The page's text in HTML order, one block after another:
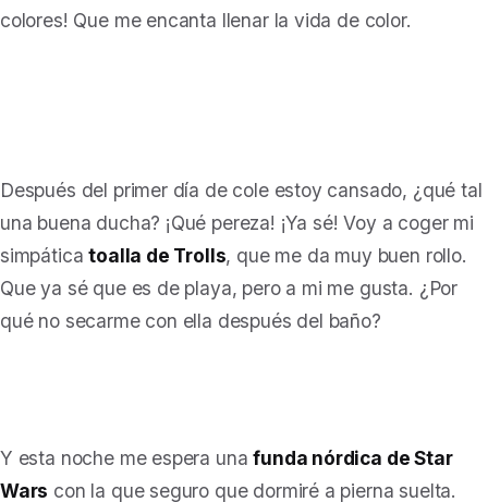
colores! Que me encanta llenar la vida de color.
Después del primer día de cole estoy cansado, ¿qué tal
una buena ducha? ¡Qué pereza! ¡Ya sé! Voy a coger mi
simpáticatoalla de Trolls, que me da muy buen rollo.
Que ya sé que es de playa, pero a mi me gusta. ¿Por
qué no secarme con ella después del baño?
Y esta noche me espera unafunda nórdica de Star
Wars con la que seguro que dormiré a pierna suelta.